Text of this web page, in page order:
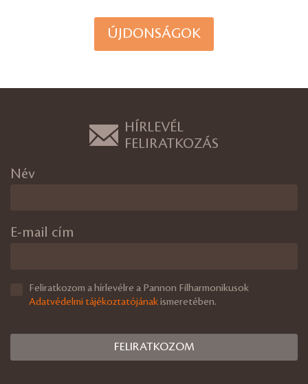
ÚJDONSÁGOK
HÍRLEVÉL
FELIRATKOZÁS
Név
E-mail cím
Feliratkozom a hírlevélre a Pannon Filharmonikusok
Adatvédelmi tájékoztatójánakismeretében.